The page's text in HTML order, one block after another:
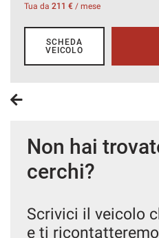
Tua da82 €
SCHEDA
VEICOLO
Non hai
cerchi?
Scrivici il veicolo
e ti